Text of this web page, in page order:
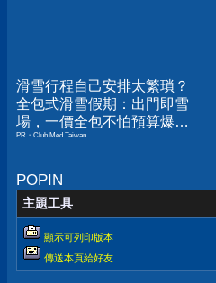
滑雪行程自己安排太繁瑣？
全包式滑雪假期：出門即雪
場，一價全包不怕預算爆
表！
PR・Club Med Taiwan
POPIN
主題工具
顯示可列印版本
傳送本頁給好友